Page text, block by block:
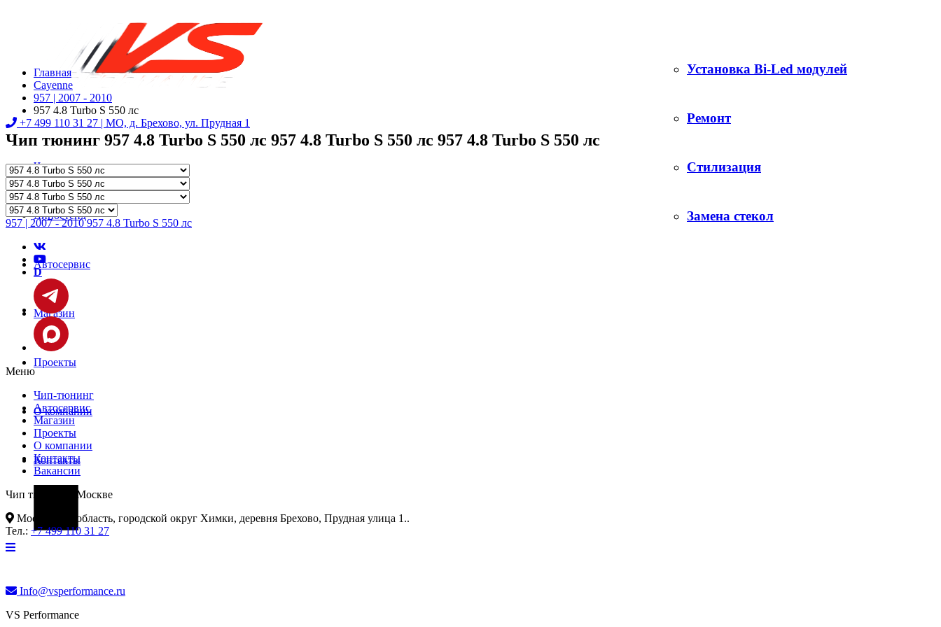
+7 499 110 31 27 | МО, д. Брехово, ул. Прудная 1
Чип-тюнинг
Диностенд
Автосервис
Магазин
Проекты
О компании
Контакты
Установка Bi-Led модулей
Ремонт
Стилизация
Замена стекол
Главная
Cayenne
957 | 2007 - 2010
957 4.8 Turbo S 550 лс
Чип тюнинг 957 4.8 Turbo S 550 лс 957 4.8 Turbo S 550 лс 957 4.8 Turbo S 550 лс
957 | 2007 - 2010 957 4.8 Turbo S 550 лс
D
Меню
Чип-тюнинг
Автосервис
Магазин
Проекты
О компании
Контакты
Вакансии
Чип тюнинг в Москве
Московская область, городской округ Химки, деревня Брехово, Прудная улица 1..
Тел.: +7 499 110 31 27
Info@vsperformance.ru
VS Performance